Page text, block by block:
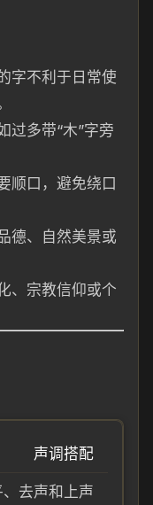
字不利于日常使
过多带“木”字旁
顺口，避免绕口
德、自然美景或
、宗教信仰或个
声调搭配
去声和上声